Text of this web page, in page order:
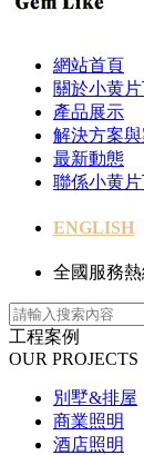
網站首頁
關於小黄
產品展示
解決方案與
最新動態
聯係小黄
ENGLISH
全國服務熱
工程案例
OUR PROJECTS
別墅&排屋
商業照明
酒店照明